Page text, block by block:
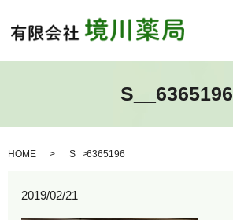
S__6365196
HOME S__6365196
2019/02/21